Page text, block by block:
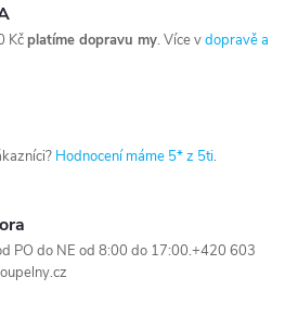
Kčplatíme dopravu my. Více vdopravě a
Hodnocení máme 5* z 5ti.
PO do NE od 8:00 do 17:00.+420 603